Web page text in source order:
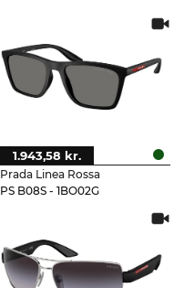
Prada Linea Rossa
PS B08S - 1BO02G
1.943,58 kr.